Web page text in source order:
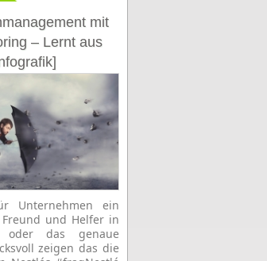
mit
– Lernt aus
Unternehmen ein
und Helfer in
oder das genaue
zeigen das die